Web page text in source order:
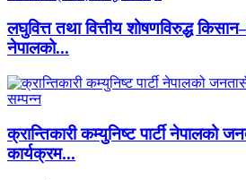
लघुवित्त तथा वित्तीय शोषणविरुद्ध
नेपालको...
क्रान्तिकारी कम्युनिष्ट पार्टी नेपालको
कार्यक्रम...